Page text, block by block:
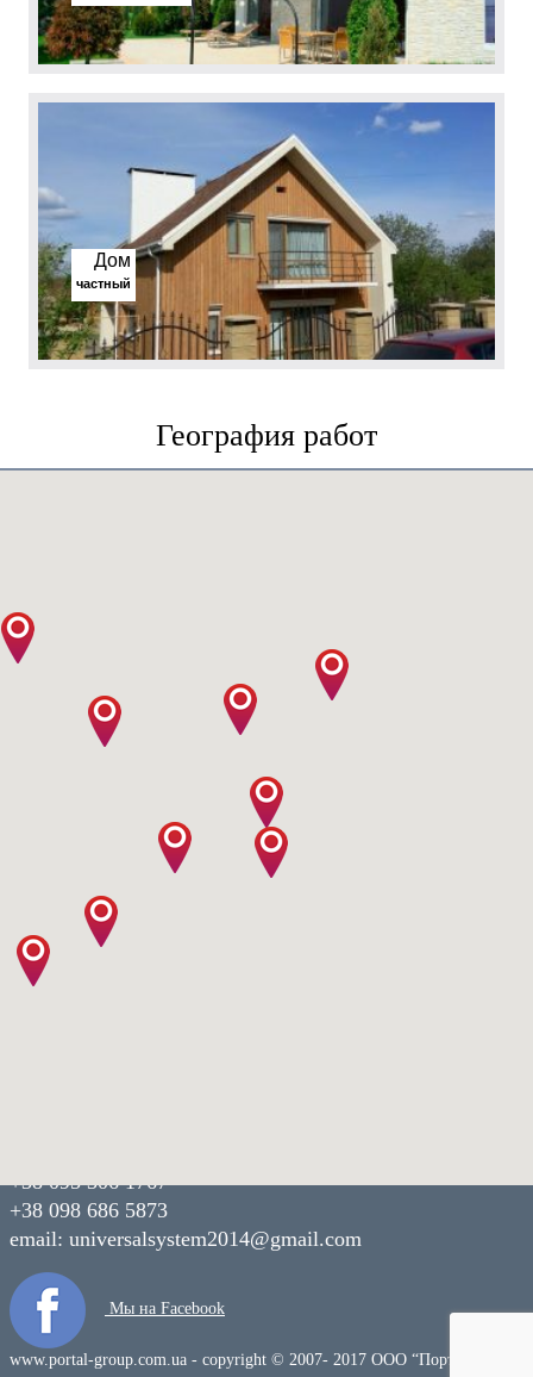
Дом
частный
География работ
+38 095 306 1767
+38 098 686 5873
email: universalsystem2014@gmail.com
Мы на Facebook
www.portal-group.com.ua - copyright © 2007- 2017 OOO “Портал-